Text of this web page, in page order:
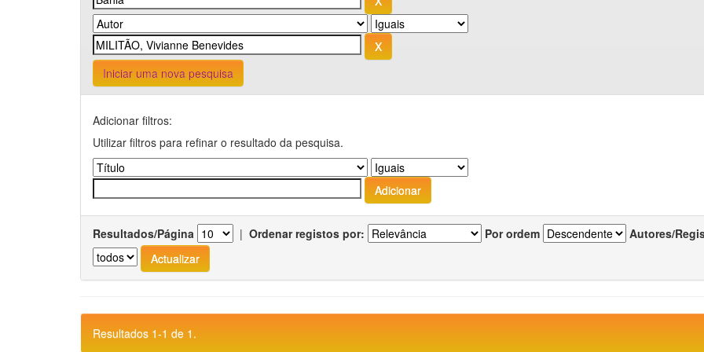
Iniciar uma nova pesquisa
Adicionar filtros:
Utilizar filtros para refinar o resultado da pesquisa.
Resultados/Página | Ordenar registos por: Por ordem Autores/
Resultados 1-1 de 1.